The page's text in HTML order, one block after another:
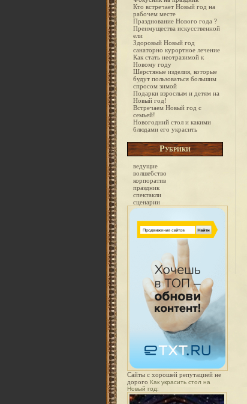
Кто встречает Новый год на
рабочем месте
Празднование Нового года ?
Преимущества искусственной
ели
Здоровый Новый год
санаторно курортное лечение
Как стать неотразимой к
Новому году
Шерстяные изделия, которые
будут пользоваться большим
спросом зимой
Подарки взрослым и детям на
Новый год!
Встречаем Новый год с
семьей!
Новогодний стол и какими
блюдами его украсить
Рубрики
ведущие
волшебство
корпоратив
праздник
спектакли
сценарии
Сайты с хорошей репутацией не
дорого Как украсить стол на
Новый год: